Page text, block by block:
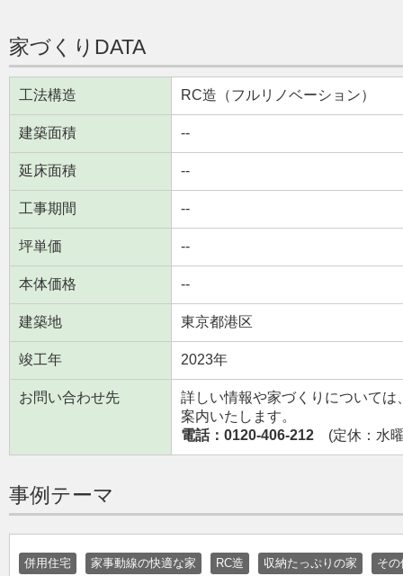
家づくりDATA
工法構造 RC造（フルリノベーション）
建築面積 --
延床面積 --
工事期間 --
坪単価 --
本体価格 --
建築地 東京都港区
竣工年 2023年
お問い合わせ先
詳しい情報や家づくりについて
案内いたします。
電話：0120-406-212 (定休：水
事例テーマ
併用住宅 家事動線の快適な家 RC造 収納たっぷりの家 そ